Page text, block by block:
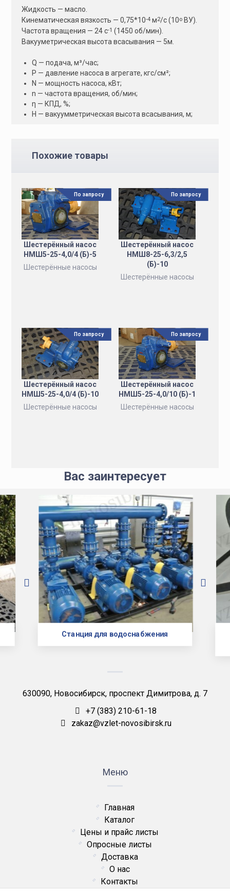
Жидкость — масло.
Кинематическая вязкость — 0,75*10-4 м2/с (10о ВУ).
Частота вращения — 24 с-1 (1450 об/мин).
Вакууметрическая высота всасывания — 5м.
Q — подача, м³/час;
Р — давление насоса в агрегате, кгс/см²;
N — мощность насоса, кВт;
n — частота вращения, об/мин;
η — КПД, %;
H — вакуумметрическая высота всасывания, м;
Похожие товары
Шестерённый насос
НМШ5-25-4,0/4 (Б)-5
Шестерённые насосы
По запросу
Шестерённый насос
НМШ8-25-6,3/2,5
(Б)-10
Шестерённые насосы
По запросу
Шестерённый насос
НМШ5-25-4,0/4 (Б)-10
Шестерённые насосы
По запросу
Шестерённый насос
НМШ5-25-4,0/10 (Б)-1
Шестерённые насосы
По запросу
Вас заинтересует
Станция для водоснабжения
630090, Новосибирск, проспект Димитрова, д. 7
+7 (383) 210-61-18
zakaz@vzlet-novosibirsk.ru
Меню
Главная
Каталог
Цены и прайс листы
Опросные листы
Доставка
О нас
Контакты